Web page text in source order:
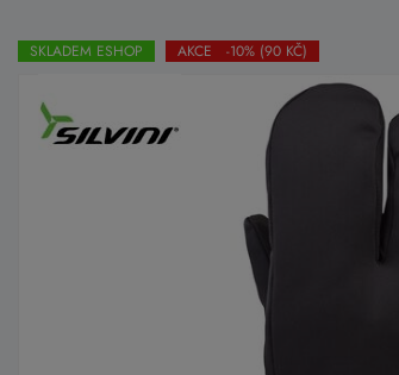
SKLADEM ESHOP AKCE -10% (90 KČ)